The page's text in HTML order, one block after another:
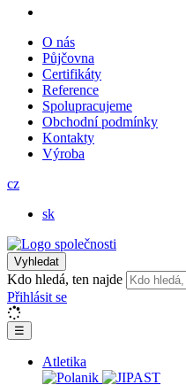
O nás
Půjčovna
Certifikáty
Reference
Spolupracujeme
Obchodní podmínky
Kontakty
Výroba
cz
sk
Vyhledat
Kdo hledá, ten najde
Přihlásit se
☰
Atletika